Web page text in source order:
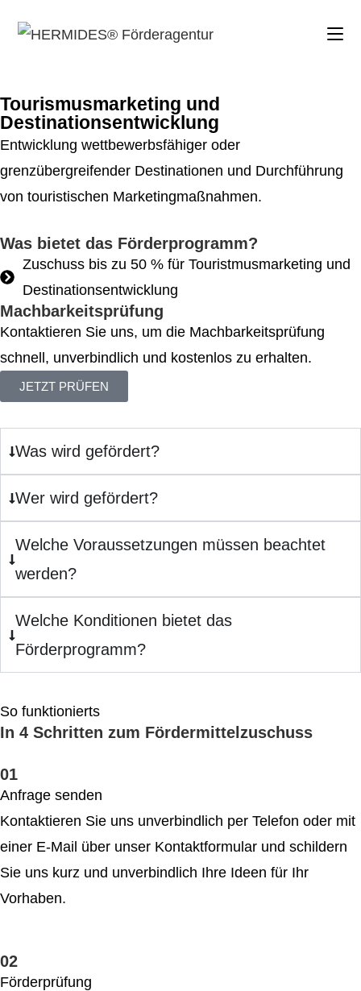
Tourismusmarketing und
Destinationsentwicklung
Entwicklung wettbewerbsfähiger oder
grenzübergreifender Destinationen und Durchführung
von touristischen Marketingmaßnahmen.
Was bietet das Förderprogramm?
Zuschuss bis zu 50 % für Touristmusmarketing und
Destinationsentwicklung
Machbarkeitsprüfung
Kontaktieren Sie uns, um die Machbarkeitsprüfung
schnell, unverbindlich und kostenlos zu erhalten.
JETZT PRÜFEN
Was wird gefördert?
Wer wird gefördert?
Welche Voraussetzungen müssen beachtet
werden?
Welche Konditionen bietet das
Förderprogramm?
So funktionierts
In 4 Schritten zum Fördermittelzuschuss
01
Anfrage senden
Kontaktieren Sie uns unverbindlich per Telefon oder mit
einer E-Mail über unser Kontakt­formular und schildern
Sie uns kurz und unverbindlich Ihre Ideen für Ihr
Vorhaben.
02
Förderprüfung